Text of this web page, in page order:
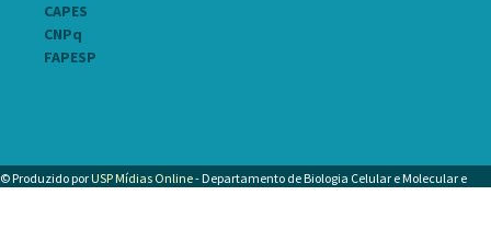
CAPES
CNPq
FAPESP
© Produzido por USP Mídias Online- Departamento de Biologia Celular e Molecular e